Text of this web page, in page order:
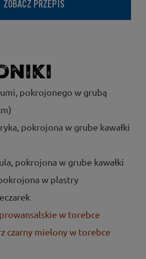
ZOBACZ PRZEPIS
pokrojonego w grubą
pokrojona w grube kawałki
pokrojona w grube kawałki
w plastry
w torebce
czarny mielony w torebce